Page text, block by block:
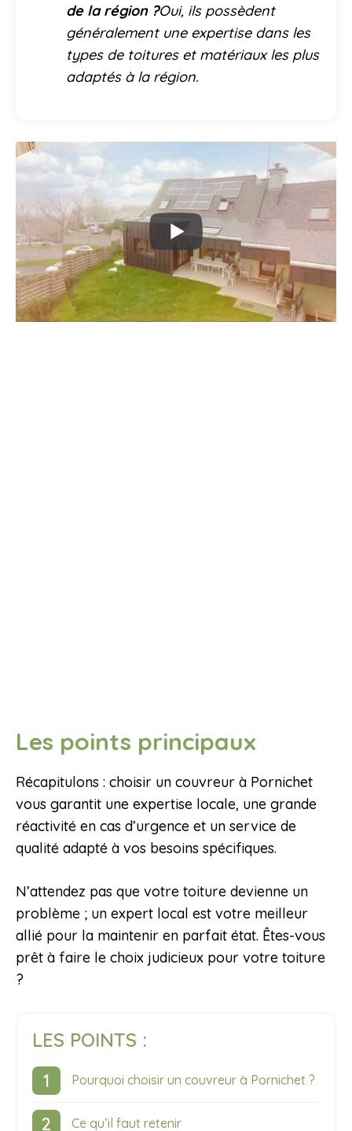
de la région ?Oui, ils possèdent
généralement une expertise dans les
types de toitures et matériaux les plus
adaptés à la région.
Les points principaux
Récapitulons : choisir un couvreur à Pornichet
vous garantit une expertise locale, une grande
réactivité en cas d’urgence et un service de
qualité adapté à vos besoins spécifiques.
N’attendez pas que votre toiture devienne un
problème ; un expert local est votre meilleur
allié pour la maintenir en parfait état. Êtes-vous
prêt à faire le choix judicieux pour votre toiture
?
LES POINTS :
Pourquoi choisir un couvreur à Pornichet ?
Ce qu’il faut retenir